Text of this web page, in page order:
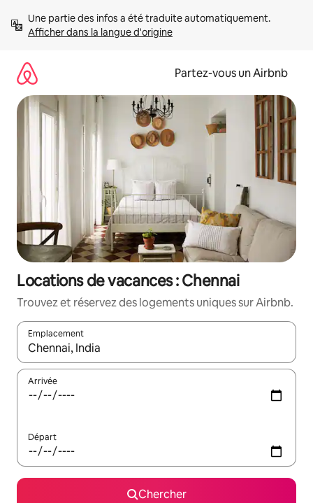
directement
Afficher dans la langue d'origine
Partez-vous un Airbnb
Locations de vacances : Chennai
Trouvez et réservez des logements uniques sur Airbnb.
Emplacement
Quand les résultats sont affichés, parcourez-les en utilisant
Arrivée
Départ
Chercher